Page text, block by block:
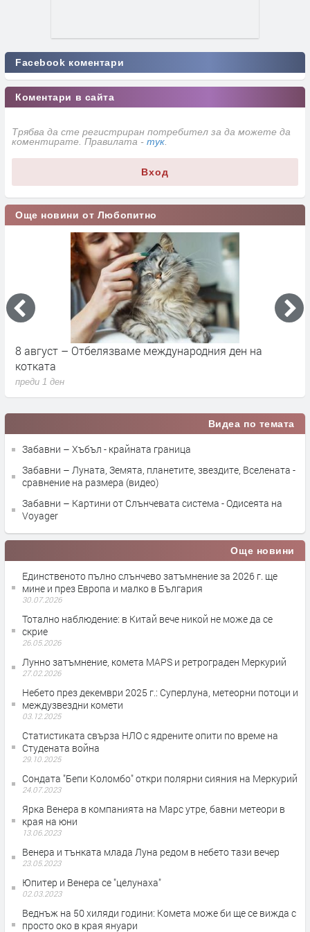
Facebook коментари
Коментари в сайта
Трябва да сте регистриран потребител за да можете да
коментирате. Правилата - тук
Вход
Още новини от Любопитно
Саграда Фамилия – вечната мечта на Гауди, която
продължава да изумява света
преди 4 дни
Видеа по темата
Забавни – Хъбъл - крайната граница
Забавни – Луната, Земята, планетите, звездите, Вселената -
сравнение на размера (видео)
Забавни – Картини от Слънчевата система - Одисеята на
Voyager
Още новини
Единственото пълно слънчево затъмнение за 2026 г. ще
мине и през Европа и малко в България
30.07.2026
Тотално наблюдение: в Китай вече никой не може да се
скрие
26.05.2026
Лунно затъмнение, комета MAPS и ретрограден Меркурий
27.02.2026
Небето през декември 2025 г.: Суперлуна, метеорни потоци и
междузвездни комети
03.12.2025
Статистиката свърза НЛО с ядрените опити по време на
Студената война
29.10.2025
Сондата "Бепи Коломбо" откри полярни сияния на Меркурий
24.07.2023
Ярка Венера в компанията на Марс утре, бавни метеори в
края на юни
13.06.2023
Венера и тънката млада Луна редом в небето тази вечер
23.05.2023
Юпитер и Венера се "целунаха"
02.03.2023
Веднъж на 50 хиляди години: Комета може би ще се вижда с
просто око в края януари